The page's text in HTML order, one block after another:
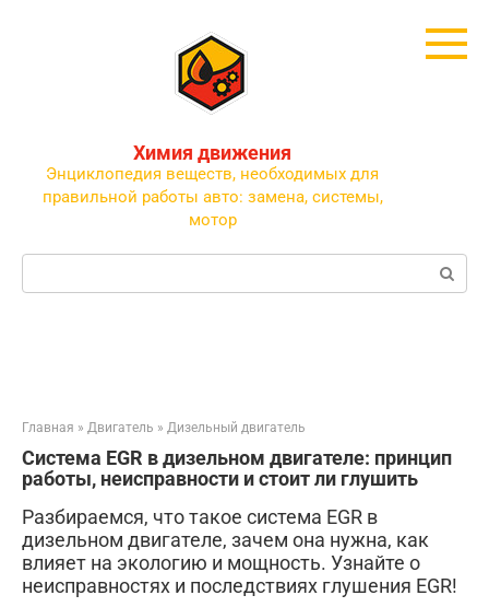
Химия движения
Энциклопедия веществ, необходимых для
правильной работы авто: замена, системы,
мотор
Поиск:
Главная » Двигатель » Дизельный двигатель
Система EGR в дизельном двигателе: принцип
работы, неисправности и стоит ли глушить
Разбираемся, что такое система EGR в
дизельном двигателе, зачем она нужна, как
влияет на экологию и мощность. Узнайте о
неисправностях и последствиях глушения EGR!